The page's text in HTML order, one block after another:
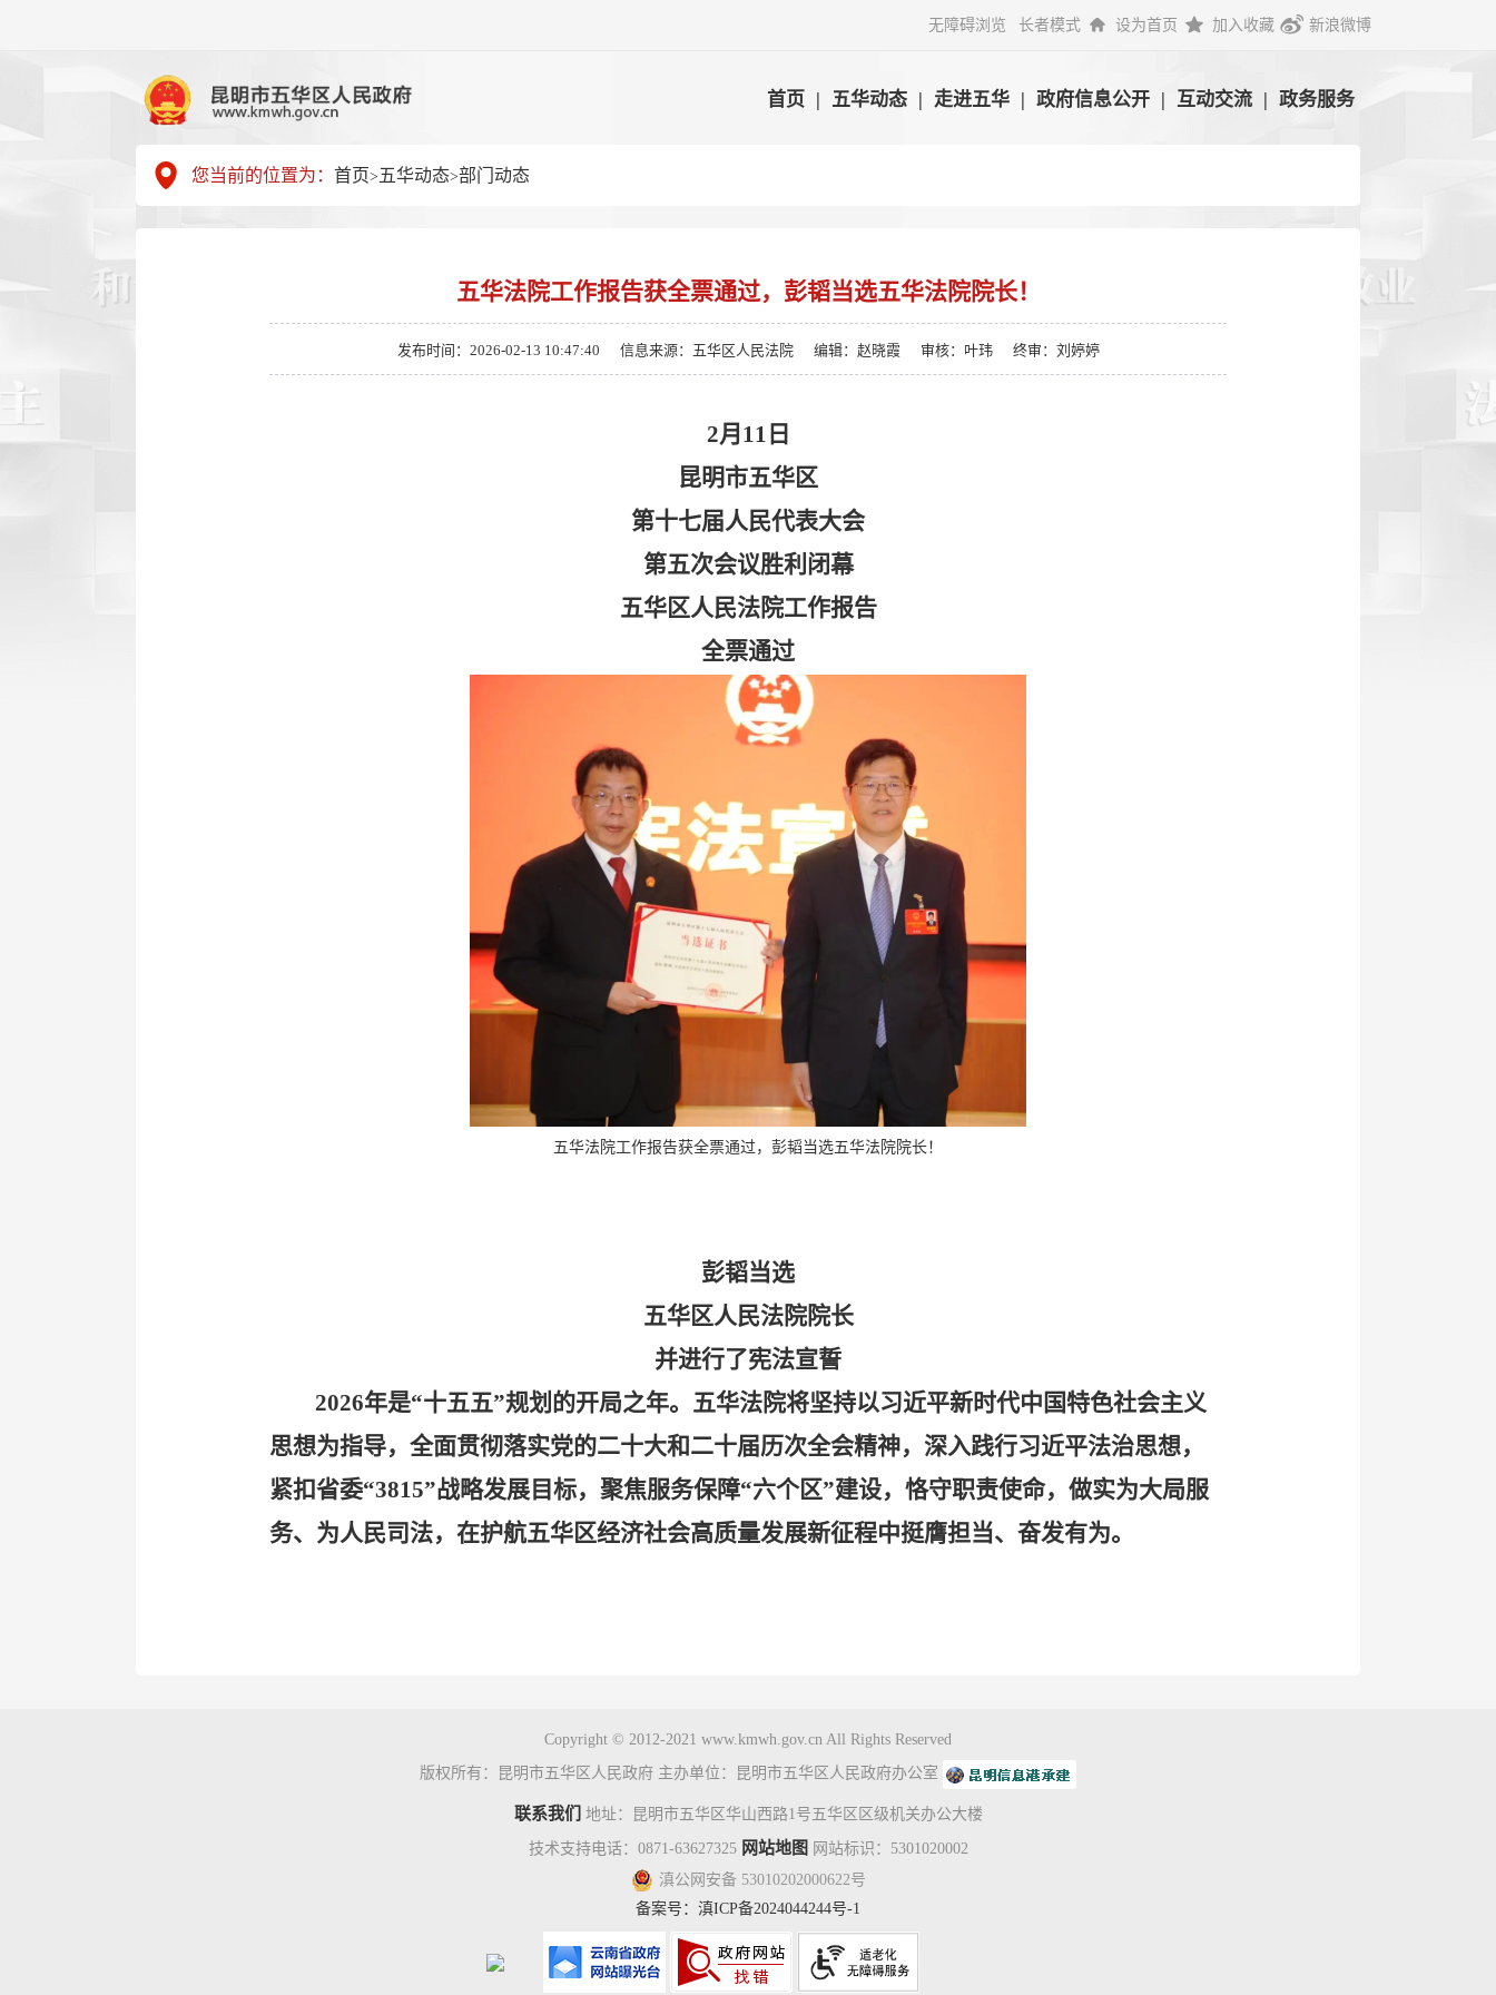
无障碍浏览 长者模式 设为首页 加入收藏 新浪微博
首页 | 五华动态 | 走进五华 | 政府信息公开 | 互动交流 | 政务服务
您当前的位置为： 首页> 五华动态>部门动态
五华法院工作报告获全票通过，彭韬当选五华法院院长！
发布时间：2026-02-13 10:47:40 信息来源：五华区人民法院 编辑：赵晓霞 审核：叶玮 终审：刘婷婷
2月 11 日
昆明市五华区
第十七届人民代表大会
第五次会议胜利闭幕
五华区人民法院工作报告
全票通过
五华法院工作报告获全票通过，彭韬当选五华法院院长！
彭韬当选
五华区人民法院院长
并进行了宪法宣誓
2026年是“十五五”规划的开局之年。五华法院将坚持以习近平新时代中国特色社会主义
思想为指导，全面贯彻落实党的二十大和二十届历次全会精神，深入践行习近平法治思想，
紧扣省委“3815”战略发展目标，聚焦服务保障“六个区”建设，恪守职责使命，做实为大局服
务、为人民司法，在护航五华区经济社会高质量发展新征程中挺膺担当、奋发有为。
Copyright © 2012-2021 www.kmwh.gov.cn All Rights Reserved
版权所有：昆明市五华区人民政府 主办单位：昆明市五华区人民政府办公室
联系我们 地址：昆明市五华区华山西路1号五华区区级机关办公大楼
技术支持电话：0871-63627325 网站地图 网站标识：5301020002
滇公网安备 53010202000622号
备案号： 滇ICP备2024044244号-1